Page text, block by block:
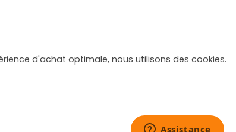
d'achat optimale, nous utilisons des cookies.
269,00 €